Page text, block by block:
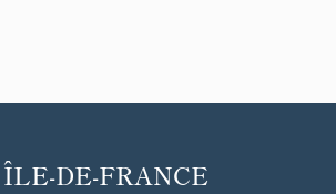
ÎLE-DE-FRANCE